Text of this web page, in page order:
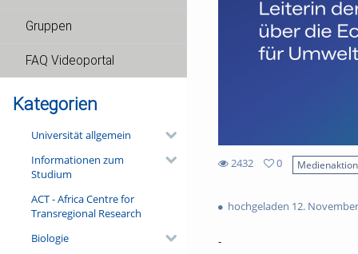
Gruppen
FAQ Videoportal
Kategorien
Universität allgemein
Informationen zum
Studium
ACT - Africa Centre for
Transregional Research
Biologie
2432
views
0
hochgeladen 12.
-